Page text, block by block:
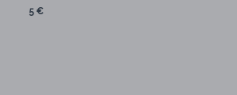
5 €